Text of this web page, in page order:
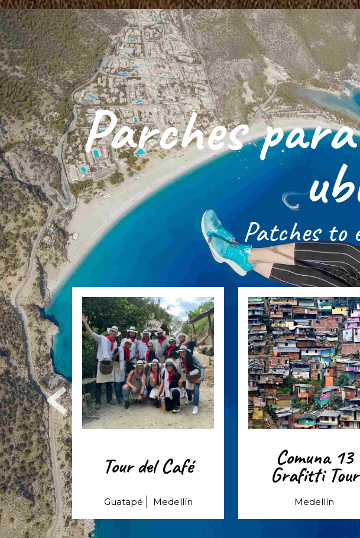
Parches
Patches to
Bello
Tour del Café
Guatapé Medellín
Comuna 13
Grafitti Tour
Medellín